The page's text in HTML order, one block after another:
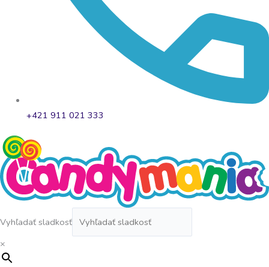
+421 911 021 333
Vyhľadať sladkosť
×